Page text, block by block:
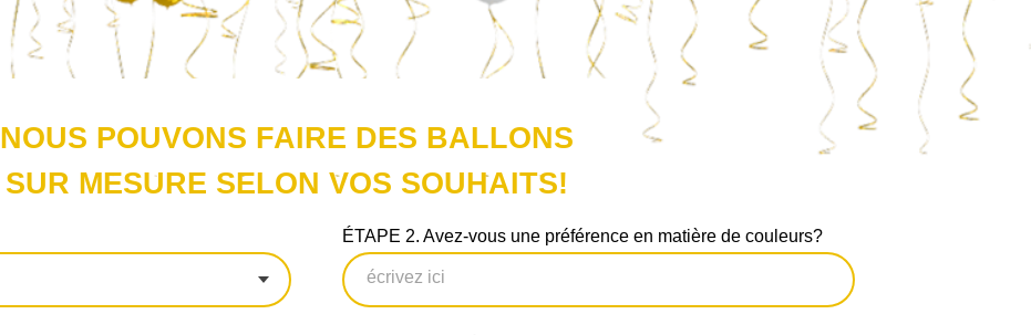
NOUS POUVONS FAIRE DES BALLONS
SUR MESURE SELON VOS SOUHAITS!
ÉTAPE 2. Avez-vous une préférence en matière de couleurs?